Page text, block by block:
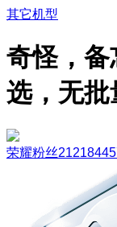
其它机型
奇怪，
选，无批
荣耀粉丝